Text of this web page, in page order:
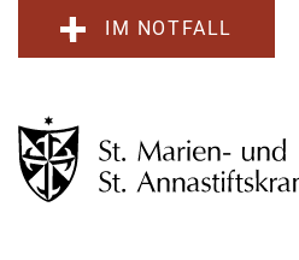
IM NOTFALL